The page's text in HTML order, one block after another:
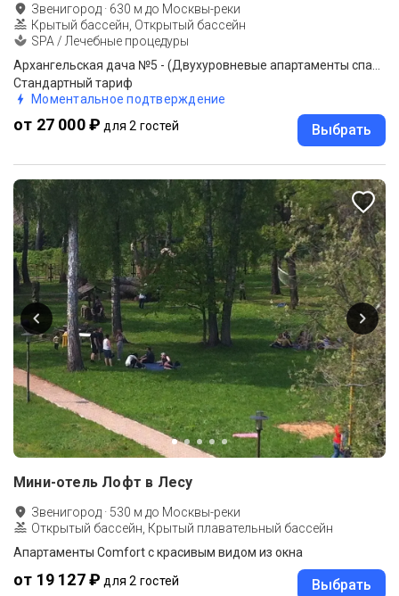
Звенигород · 630 м до Москвы-реки
Крытый бассейн, Открытый бассейн
SPA / Лечебные процедуры
Стандартный тариф
Моментальное подтверждение
от 27 000 ₽ для 2 гостей Выбрать
Мини-отель Лофт в Лесу
Звенигород · 530 м до Москвы-реки
Открытый бассейн, Крытый плавательный бассейн
Апартаменты Comfort с красивым видом из окна
от 19 127 ₽ для 2 гостей Выбрать